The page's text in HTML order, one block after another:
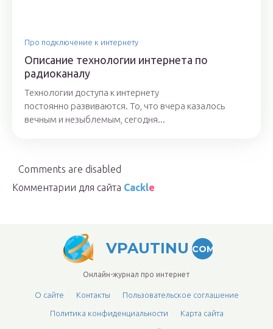
Про подключение к интернету
Описание технологии интернета по
радиоканалу
Технологии доступа к интернету
постоянно развиваются. То, что вчера казалось
вечным и незыблемым, сегодня...
Comments are disabled
Комментарии для сайта Cackle
VPAUTINU COM
Онлайн-журнал про интернет
О сайте Контакты Пользовательское соглашение
Политика конфиденциальности Карта сайта